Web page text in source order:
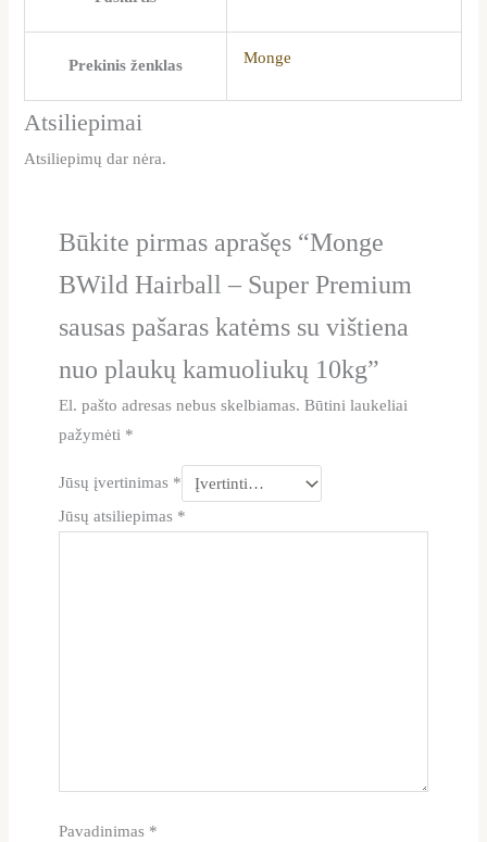
Prekinis ženklas Monge
Atsiliepimai
Atsiliepimų dar nėra.
Būkite pirmas aprašęs “Monge
BWild Hairball – Super Premium
sausas pašaras katėms su vištiena
nuo plaukų kamuoliukų 10kg”
El. pašto adresas nebus skelbiamas. Būtini laukeliai
pažymėti *
Jūsų įvertinimas *
Jūsų atsiliepimas *
Pavadinimas *